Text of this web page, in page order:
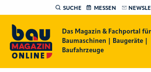
SUCHE MESSEN
Das Magazin & Fachportal für
Baumaschinen | Baugeräte |
Baufahrzeuge